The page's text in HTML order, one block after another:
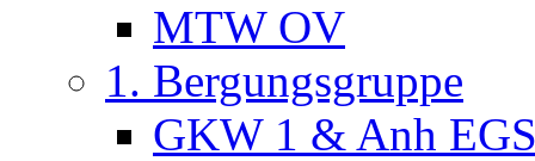
MTW OV
1. Bergungsgruppe
GKW 1 & Anh